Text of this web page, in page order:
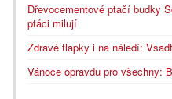
Dřevocementové ptačí budky
ptáci milují
Zdravé tlapky i na náledí:
Vánoce opravdu pro všechny: